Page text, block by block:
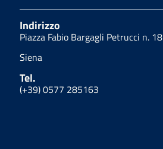
Indirizzo
Piazza Fabio Bargagli Petrucci n. 18
Siena
Tel.
(+39) 0577 285163